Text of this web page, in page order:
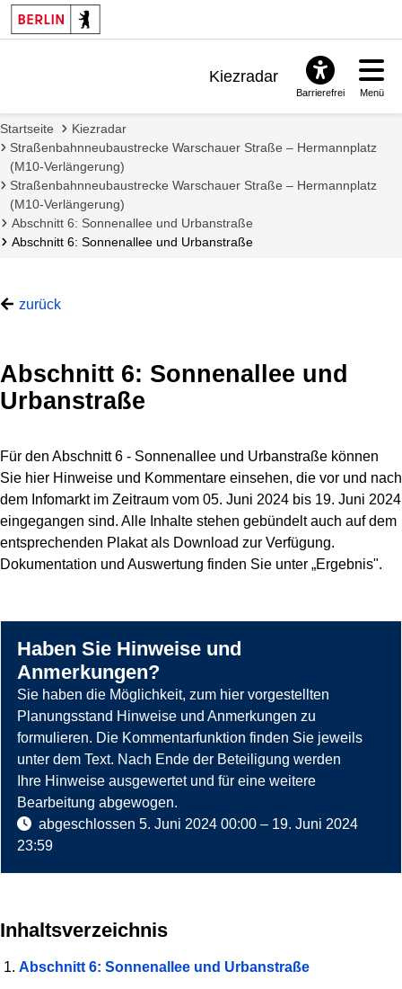
Kiezradar
Barrierefrei Menü
Startseite
Kiezradar
Straßenbahnneubaustrecke Warschauer Straße – Hermannplatz
(M10-Verlängerung)
Straßenbahnneubaustrecke Warschauer Straße – Hermannplatz
(M10-Verlängerung)
Abschnitt 6: Sonnenallee und Urbanstraße
Abschnitt 6: Sonnenallee und Urbanstraße
zurück
Abschnitt 6: Sonnenallee und
Urbanstraße
Für den Abschnitt 6 - Sonnenallee und Urbanstraße können
Sie hier Hinweise und Kommentare einsehen, die vor und nach
dem Infomarkt im Zeitraum vom 05. Juni 2024 bis 19. Juni 2024
eingegangen sind. Alle Inhalte stehen gebündelt auch auf dem
entsprechenden Plakat als Download zur Verfügung.
Dokumentation und Auswertung finden Sie unter „Ergebnis".
Haben Sie Hinweise und
Anmerkungen?
Sie haben die Möglichkeit, zum hier vorgestellten
Planungsstand Hinweise und Anmerkungen zu
formulieren. Die Kommentarfunktion finden Sie jeweils
unter dem Text. Nach Ende der Beteiligung werden
Ihre Hinweise ausgewertet und für eine weitere
Bearbeitung abgewogen.
abgeschlossen 5. Juni 2024 00:00 – 19. Juni 2024
23:59
Inhaltsverzeichnis
Abschnitt 6: Sonnenallee und Urbanstraße